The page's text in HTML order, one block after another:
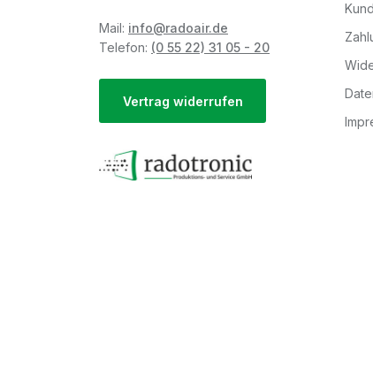
Mail: info@radoair.de
Telefon: (0 55 22) 31 05 - 20
Vertrag widerrufen